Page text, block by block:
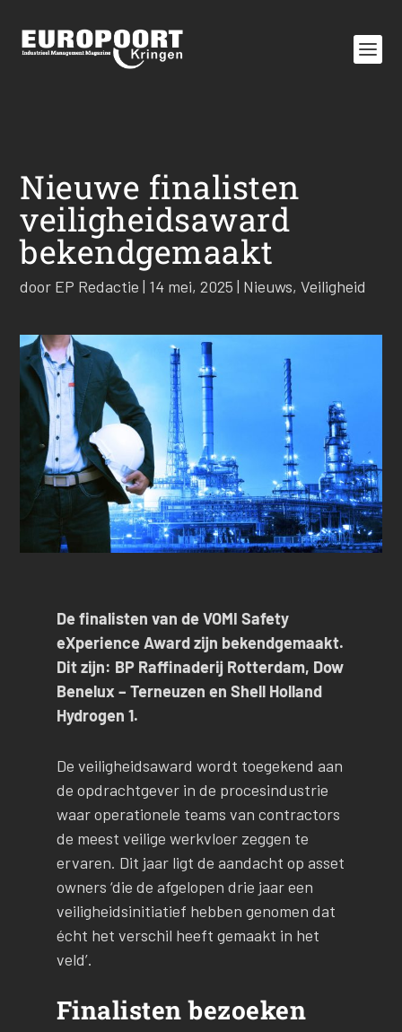
Nieuwe finalisten
veiligheidsaward
bekendgemaakt
door EP Redactie | 14 mei, 2025 | Nieuws,Veiligheid
De finalisten van de VOMI Safety
eXperience Award zijn bekendgemaakt.
Dit zijn: BP Raffinaderij Rotterdam, Dow
Benelux – Terneuzen en Shell Holland
Hydrogen 1.
De veiligheidsaward wordt toegekend aan
de opdrachtgever in de procesindustrie
waar operationele teams van contractors
de meest veilige werkvloer zeggen te
ervaren. Dit jaar ligt de aandacht op asset
owners ‘die de afgelopen drie jaar een
veiligheidsinitiatief hebben genomen dat
écht het verschil heeft gemaakt in het
veld’.
Finalisten bezoeken